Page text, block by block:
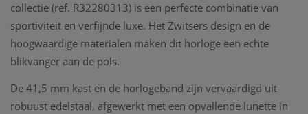
collectie (ref. R32280313) is een perfecte combinatie van
sportiviteit en verfijnde luxe. Het Zwitsers design en de
hoogwaardige materialen maken dit horloge een echte
blikvanger aan de pols.
De 41,5 mm kast en de horlogeband zijn vervaardigd uit
robuust edelstaal, afgewerkt met een opvallende lunette in